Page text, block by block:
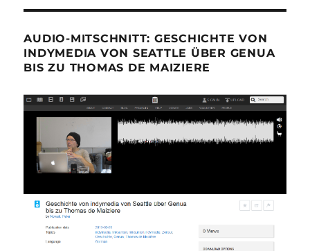
AUDIO-MITSCHNITT: GESCHICHTE VON
INDYMEDIA VON SEATTLE ÜBER GENUA
BIS ZU THOMAS DE MAIZIERE